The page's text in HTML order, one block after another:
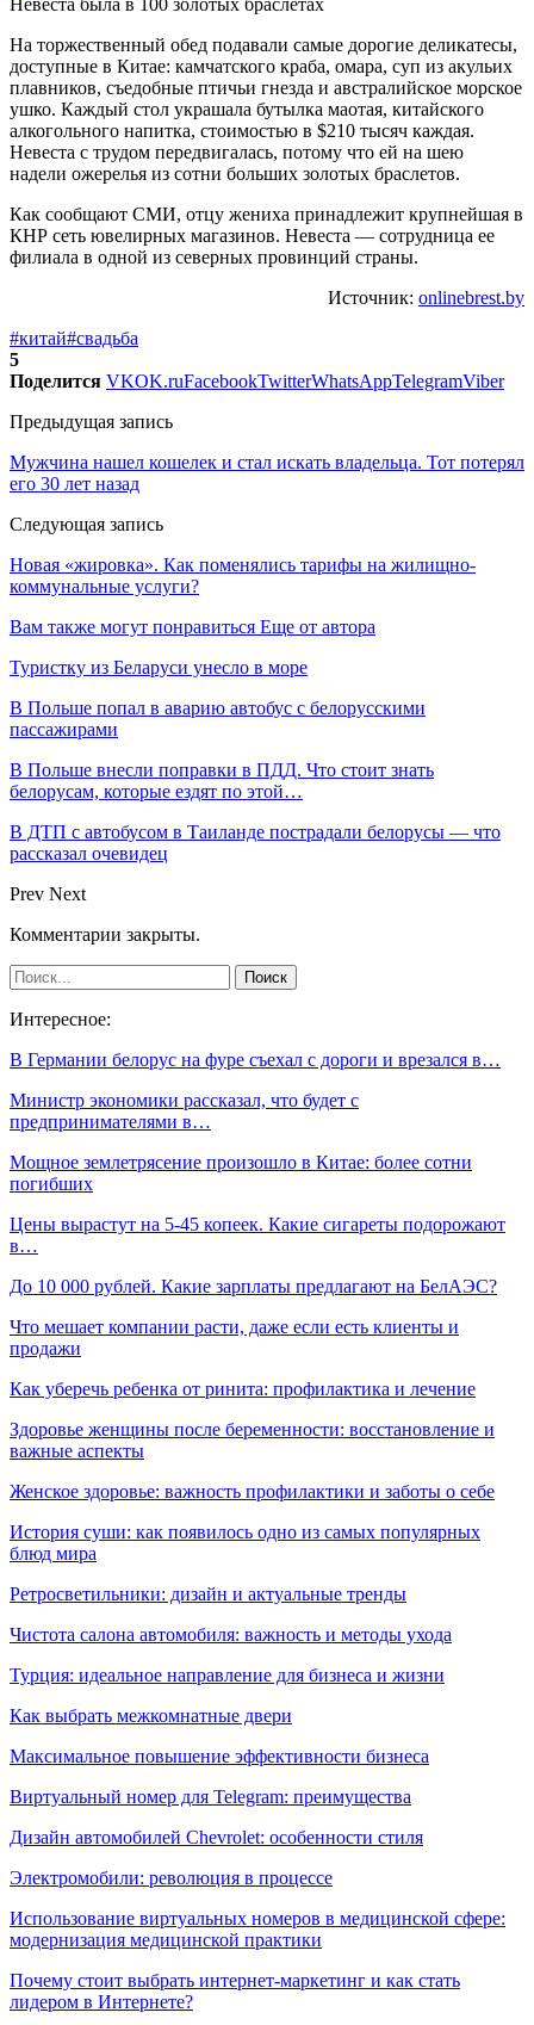
На торжественный обед подавали самые дорогие деликатесы,
доступные в Китае: камчатского краба, омара, суп из акульих
плавников, съедобные птичьи гнезда и австралийское морское
ушко. Каждый стол украшала бутылка маотая, китайского
алкогольного напитка, стоимостью в $210 тысяч каждая.
Невеста с трудом передвигалась, потому что ей на шею
надели ожерелья из сотни больших золотых браслетов.
Как сообщают СМИ, отцу жениха принадлежит крупнейшая в
КНР сеть ювелирных магазинов. Невеста — сотрудница ее
филиала в одной из северных провинций страны.
Источник: onlinebrest.by
#китай#свадьба
5
Поделится VKOK.ruFacebookTwitterWhatsAppTelegramViber
Предыдущая запись
Мужчина нашел кошелек и стал искать владельца. Тот потерял
его 30 лет назад
Следующая запись
Новая «жировка». Как поменялись тарифы на жилищно-
коммунальные услуги?
Вам также могут понравиться Еще от автора
Туристку из Беларуси унесло в море
В Польше попал в аварию автобус с белорусскими
пассажирами
В Польше внесли поправки в ПДД. Что стоит знать
белорусам, которые ездят по этой…
В ДТП с автобусом в Таиланде пострадали белорусы — что
рассказал очевидец
Prev Next
Комментарии закрыты.
Интересное:
В Германии белорус на фуре съехал с дороги и врезался в…
Министр экономики рассказал, что будет с
предпринимателями в…
Мощное землетрясение произошло в Китае: более сотни
погибших
Цены вырастут на 5-45 копеек. Какие сигареты подорожают
в…
До 10 000 рублей. Какие зарплаты предлагают на БелАЭС?
Что мешает компании расти, даже если есть клиенты и
продажи
Как уберечь ребенка от ринита: профилактика и лечение
Здоровье женщины после беременности: восстановление и
важные аспекты
Женское здоровье: важность профилактики и заботы о себе
История суши: как появилось одно из самых популярных
блюд мира
Ретросветильники: дизайн и актуальные тренды
Чистота салона автомобиля: важность и методы ухода
Турция: идеальное направление для бизнеса и жизни
Как выбрать межкомнатные двери
Максимальное повышение эффективности бизнеса
Виртуальный номер для Telegram: преимущества
Дизайн автомобилей Chevrolet: особенности стиля
Электромобили: революция в процессе
Использование виртуальных номеров в медицинской сфере:
модернизация медицинской практики
Почему стоит выбрать интернет-маркетинг и как стать
лидером в Интернете?